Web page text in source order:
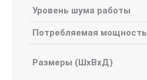
Уровень шума работы
Потребляемая мощность
Размеры (ШхВхД)